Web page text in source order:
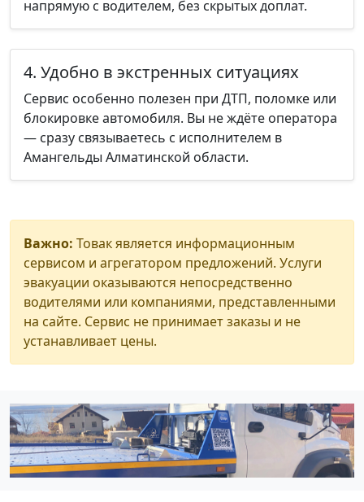
напрямую с водителем, без скрытых доплат.
4. Удобно в экстренных ситуациях
Сервис особенно полезен при ДТП, поломке или
блокировке автомобиля. Вы не ждёте оператора
— сразу связываетесь с исполнителем в
Амангельды Алматинской области.
Важно: Товак является информационным
сервисом и агрегатором предложений. Услуги
эвакуации оказываются непосредственно
водителями или компаниями, представленными
на сайте. Сервис не принимает заказы и не
устанавливает цены.